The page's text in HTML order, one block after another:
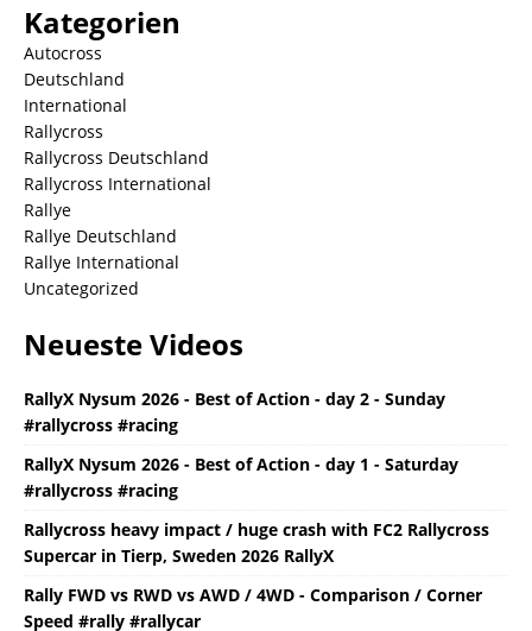
Kategorien
Autocross
Deutschland
International
Rallycross
Rallycross Deutschland
Rallycross International
Rallye
Rallye Deutschland
Rallye International
Uncategorized
Neueste Videos
RallyX Nysum 2026 - Best of Action - day 2 - Sunday
#rallycross #racing
RallyX Nysum 2026 - Best of Action - day 1 - Saturday
#rallycross #racing
Rallycross heavy impact / huge crash with FC2 Rallycross
Supercar in Tierp, Sweden 2026 RallyX
Rally FWD vs RWD vs AWD / 4WD - Comparison / Corner
Speed #rally #rallycar